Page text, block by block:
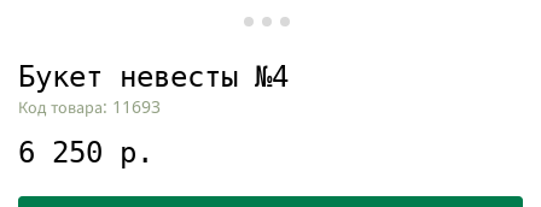
Букет невесты №4
Код товара: 11693
6 250 р.